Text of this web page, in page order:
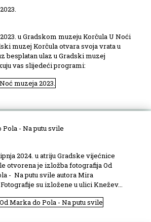
u Gradskom muzeju Korčula U Noći
muzej Korčula otvara svoja vrata u
besplatan ulaz u Gradski muzej
vas slijedeći programi:
muzeja 2023.
Pola - Na putu svile
2024. u atriju Gradske vijećnice
otvorena je izložba fotografija Od
- Na putu svile autora Mira
su izložene u ulici Knežev...
Marka do Pola - Na putu svile